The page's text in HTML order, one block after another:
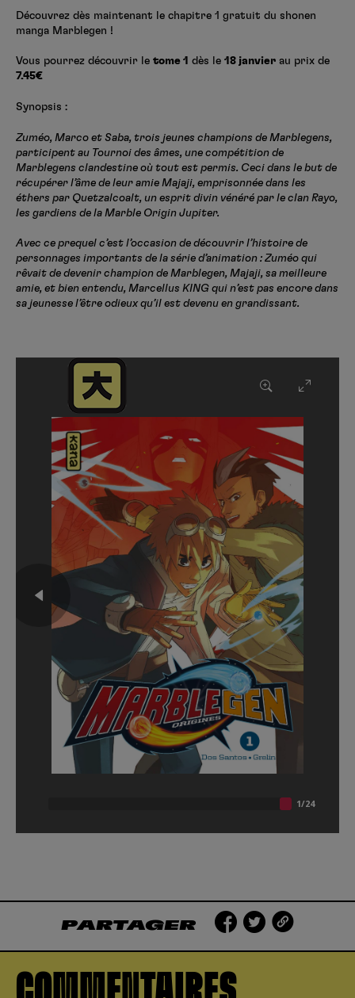
Découvrez dès maintenant le chapitre 1 gratuit du shonen
manga Marblegen !
Vous pourrez découvrir le tome 1 dès le 18 janvier au prix de
7.45€
Synopsis :
Zuméo, Marco et Saba, trois jeunes champions de Marblegens,
participent au Tournoi des âmes, une compétition de
Marblegens clandestine où tout est permis. Ceci dans le but de
récupérer l’âme de leur amie Majaji, emprisonnée dans les
éthers par Quetzalcoalt, un esprit divin vénéré par le clan Rayo,
les gardiens de la Marble Origin Jupiter.
Avec ce prequel c’est l’occasion de découvrir l’histoire de
personnages importants de la série d’animation : Zuméo qui
rêvait de devenir champion de Marblegen, Majaji, sa meilleure
amie, et bien entendu, Marcellus KING qui n’est pas encore dans
sa jeunesse l’être odieux qu’il est devenu en grandissant.
PARTAGER
Hunter x Hunter
Fire Force